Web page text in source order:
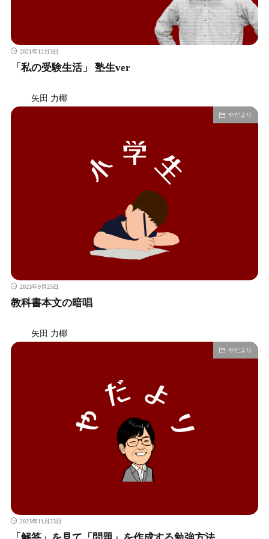
2021年12月3日
「私の受験生活」 塾生ver
矢田 力椰
やだより
2023年9月25日
教科書本文の暗唱
矢田 力椰
やだより
2023年11月23日